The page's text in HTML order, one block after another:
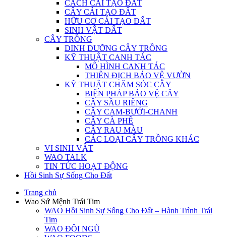
CÁCH CẢI TẠO ĐẤT
CÂY CẢI TẠO ĐẤT
HỮU CƠ CẢI TẠO ĐẤT
SINH VẬT ĐẤT
CÂY TRỒNG
DINH DƯỠNG CÂY TRỒNG
KỸ THUẬT CANH TÁC
MÔ HÌNH CANH TÁC
THIÊN ĐỊCH BẢO VỆ VƯỜN
KỸ THUẬT CHĂM SÓC CÂY
BIỆN PHÁP BẢO VỆ CÂY
CÂY SẦU RIÊNG
CÂY CAM-BƯỞI-CHANH
CÂY CÀ PHÊ
CÂY RAU MÀU
CÁC LOẠI CÂY TRỒNG KHÁC
VI SINH VẬT
WAO TALK
TIN TỨC HOẠT ĐỘNG
Hồi Sinh Sự Sống Cho Đất
Trang chủ
Wao Sứ Mệnh Trái Tim
WAO Hồi Sinh Sự Sống Cho Đất – Hành Trình Trái
Tim
WAO ĐỘI NGŨ